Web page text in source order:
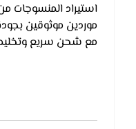
استيراد المنسوجات
موردين موثوقين
مع شحن سريع